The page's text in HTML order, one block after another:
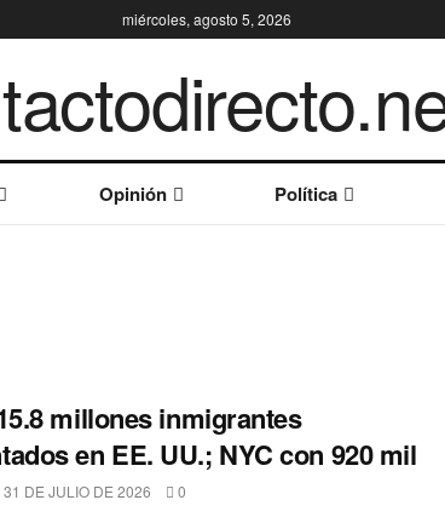
miércoles, agosto 5, 2026
Opinión Política
millones inmigrantes
en EE. UU.; NYC con 920 mil
31 DE JULIO DE 2026 0